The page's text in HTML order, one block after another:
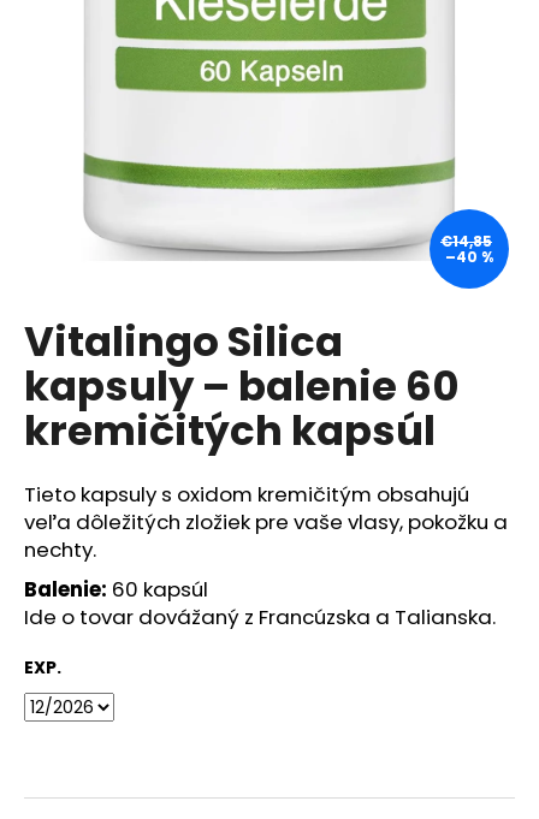
Vitalingo Silica
kapsuly – balenie 60
kremičitých kapsúl
Tieto kapsuly s oxidom kremičitým obsahujú
veľa dôležitých zložiek pre vaše vlasy, pokožku a
nechty.
Balenie: 60 kapsúl
Ide o tovar dovážaný z Francúzska a Talianska.
EXP.
€14,85
–40 %
O
d
p
r
ú
č
m
e
BIODERMA
SÉBIUM
PRE